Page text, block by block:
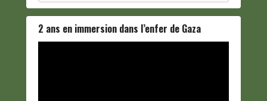
2 ans en immersion dans l’enfer de Gaza